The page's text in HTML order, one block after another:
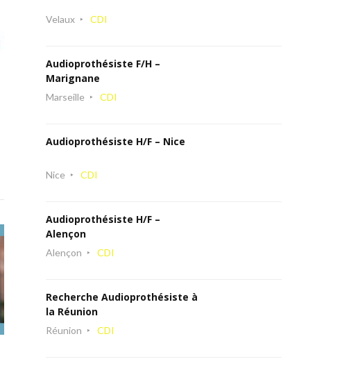
Velaux CDI
Audioprothésiste F/H –
Marignane
Marseille CDI
Audioprothésiste H/F – Nice
Nice CDI
Audioprothésiste H/F –
Alençon
Alençon CDI
Recherche Audioprothésiste à
la Réunion
Réunion CDI